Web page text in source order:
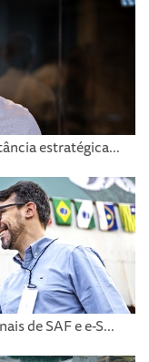
estratégica...
de SAF e e-S...